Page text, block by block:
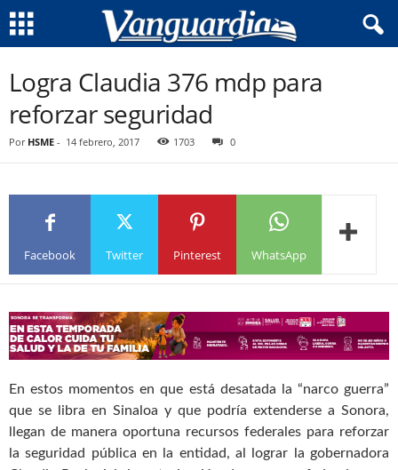
Logra Claudia 376 mdp para
reforzar seguridad
Por HSME - 14 febrero, 2017 1703 0
Facebook Twitter Pinterest WhatsApp
En estos momentos en que está desatada la “narco guerra”
que se libra en Sinaloa y que podría extenderse a Sonora,
llegan de manera oportuna recursos federales para reforzar
la seguridad pública en la entidad, al lograr la gobernadora